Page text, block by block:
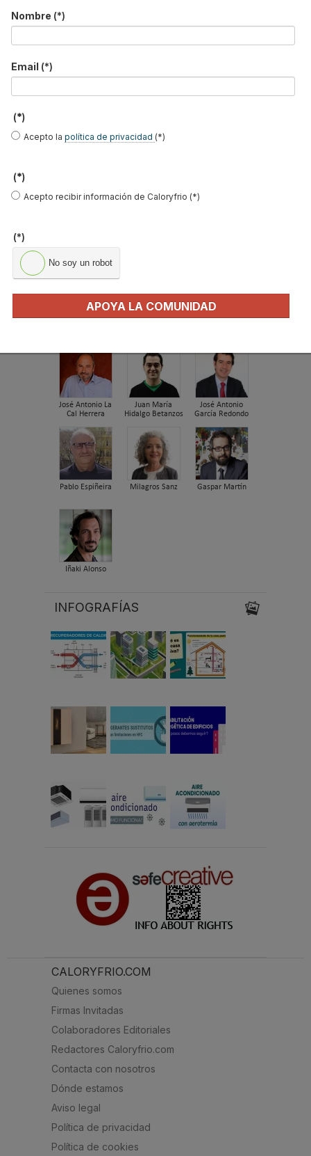
José Luis
Villanueva
Rafael Bravo
Carles Borrás
José Antonio La
Cal Herrera
Juan María
Hidalgo Betanzos
José Antonio
García Redondo
Pablo Espiñeira Milagros Sanz Gaspar Martín
Iñaki Alonso
INFOGRAFÍAS
CALORYFRIO.COM
Quienes somos
Firmas Invitadas
Colaboradores Editoriales
Redactores Caloryfrio.com
Contacta con nosotros
Dónde estamos
Aviso legal
Política de privacidad
Política de cookies
Nombre (*)
Email (*)
(*)
Acepto la política de privacidad (*)
(*)
Acepto recibir información de Caloryfrio (*)
(*)
No soy un robot
APOYA LA COMUNIDAD